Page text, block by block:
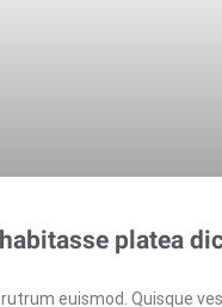
platea
euismod. Quisque